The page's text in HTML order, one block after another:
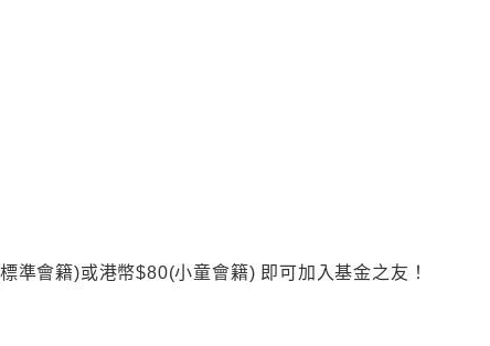
準會籍)或港幣$80(小童會籍) 即可加入基金之友！